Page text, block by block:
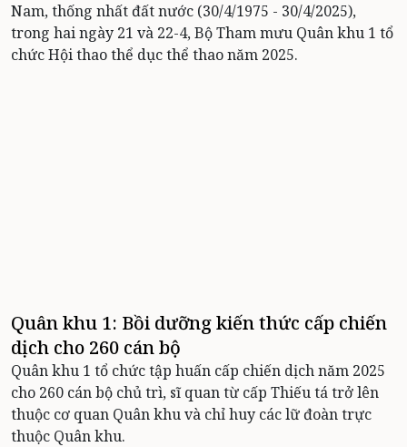
Nam, thống nhất đất nước (30/4/1975 - 30/4/2025),
trong hai ngày 21 và 22-4, Bộ Tham mưu Quân khu 1 tổ
chức Hội thao thể dục thể thao năm 2025.
Quân khu 1: Bồi dưỡng kiến thức cấp chiến
dịch cho 260 cán bộ
Quân khu 1 tổ chức tập huấn cấp chiến dịch năm 2025
cho 260 cán bộ chủ trì, sĩ quan từ cấp Thiếu tá trở lên
thuộc cơ quan Quân khu và chỉ huy các lữ đoàn trực
thuộc Quân khu.